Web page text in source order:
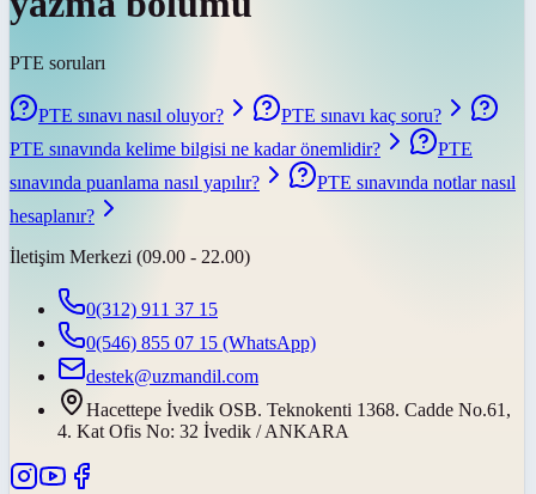
PTE soruları
PTE sınavı nasıl oluyor?
PTE sınavı kaç soru?
PTE sınavında kelime bilgisi ne kadar önemlidir?
PTE
sınavında puanlama nasıl yapılır?
PTE sınavında notlar nasıl
hesaplanır?
İletişim Merkezi (09.00 - 22.00)
0(312) 911 37 15
0(546) 855 07 15 (WhatsApp)
destek@uzmandil.com
Hacettepe İvedik OSB. Teknokenti 1368. Cadde No.61,
4. Kat Ofis No: 32 İvedik / ANKARA